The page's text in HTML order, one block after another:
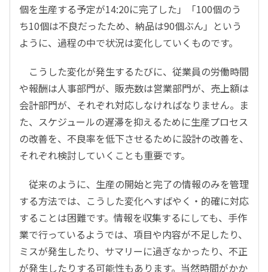
個を生産する予定が14:20に完了した」「100個のう
ち10個は不良だったため、納品は90個ぶん」という
ように、過程の中で状況は変化していくものです。
こうした変化が発生するたびに、従業員の労働時間
や報酬は人事部門が、販売数は営業部門が、売上額は
会計部門が、それぞれ対応しなければなりません。ま
た、スケジュールの遅滞を抑えるために生産プロセス
の改善を、不良率を低下させるために設計の改善を、
それぞれ検討していくことも重要です。
従来のように、生産の開始と完了の情報のみを管理
する方法では、こうした変化へすばやく・的確に対応
することは困難です。情報を収集するにしても、手作
業で行っているようでは、項目や内容が不足したり、
ミスが発生したり、サマリーに過ぎなかったり、不正
が発生したりする可能性もあります。当然時間がかか